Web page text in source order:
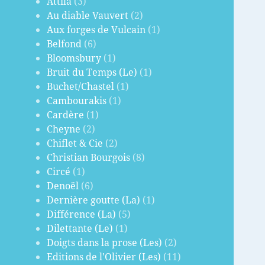
Au diable Vauvert (2)
Aux forges de Vulcain (1)
Belfond (6)
Bloomsbury (1)
Bruit du Temps (Le) (1)
Buchet/Chastel (1)
Cambourakis (1)
Cardère (1)
Cheyne (2)
Chiflet & Cie (2)
Christian Bourgois (8)
Circé (1)
Denoël (6)
Dernière goutte (La) (1)
Différence (La) (5)
Dilettante (Le) (1)
Doigts dans la prose (Les) (2)
Editions de l'Olivier (Les) (11)